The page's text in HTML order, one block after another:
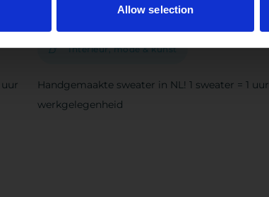
Allow selection
Interieur, mode & kunst
Handgemaakte sweater in NL! 1 sweater = 1 uur
werkgelegenheid